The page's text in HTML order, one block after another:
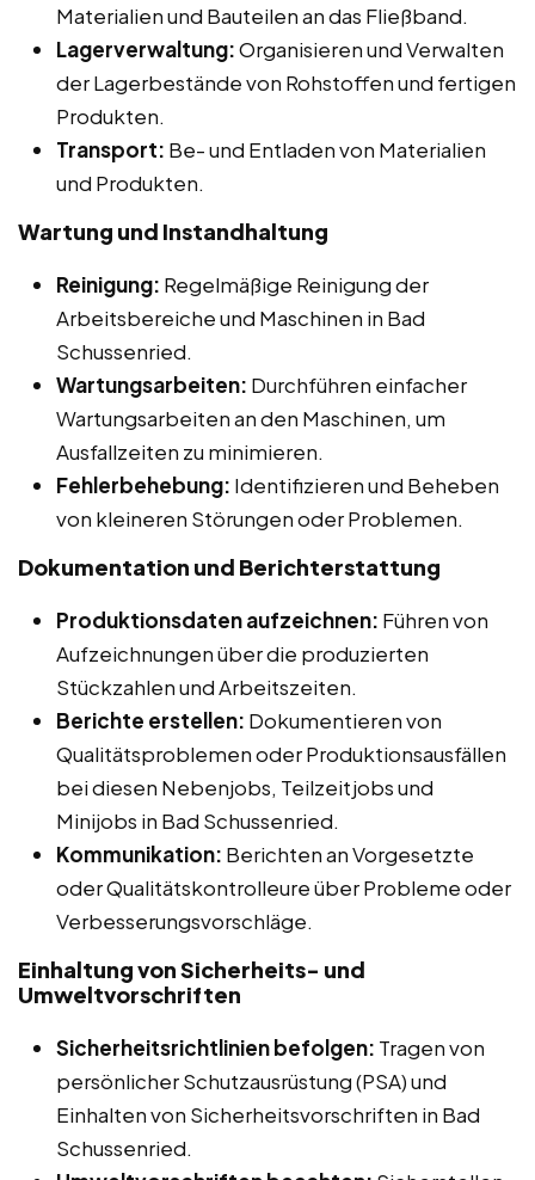
Materialien und Bauteilen an das Fließband.
Lagerverwaltung:Organisieren und Verwalten
der Lagerbestände von Rohstoffen und fertigen
Produkten.
Transport: Be- und Entladen von Materialien
und Produkten.
Wartung und Instandhaltung
Reinigung: Regelmäßige Reinigung der
Arbeitsbereiche und Maschinen in Bad
Schussenried.
Wartungsarbeiten: Durchführen einfacher
Wartungsarbeiten an den Maschinen, um
Ausfallzeiten zu minimieren.
Fehlerbehebung: Identifizieren und Beheben
von kleineren Störungen oder Problemen.
Dokumentation und Berichterstattung
Produktionsdaten aufzeichnen: Führen von
Aufzeichnungen über die produzierten
Stückzahlen und Arbeitszeiten.
Berichte erstellen: Dokumentieren von
Qualitätsproblemen oder Produktionsausfällen
bei diesen Nebenjobs, Teilzeitjobs und
Minijobs in Bad Schussenried.
Kommunikation: Berichten an Vorgesetzte
oder Qualitätskontrolleure über Probleme oder
Verbesserungsvorschläge.
Einhaltung von Sicherheits- und
Umweltvorschriften
Sicherheitsrichtlinien befolgen: Tragen von
persönlicher Schutzausrüstung (PSA) und
Einhalten von Sicherheitsvorschriften in Bad
Schussenried.